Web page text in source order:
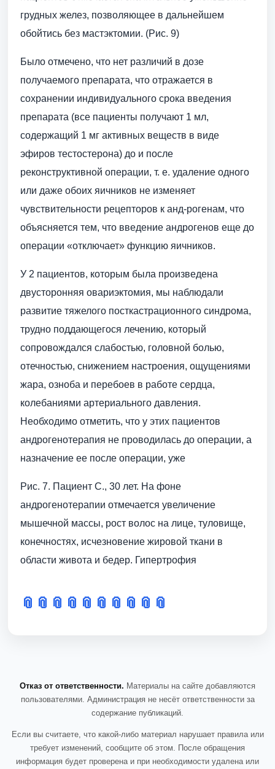
грудных желез, позволяющее в дальнейшем
обойтись без мастэктомии. (Рис. 9)
Было отмечено, что нет различий в дозе
получаемого препарата, что отражается в
сохранении индивидуального срока введения
препарата (все пациенты получают 1 мл,
содержащий 1 мг активных веществ в виде
эфиров тестостерона) до и после
реконструктивной операции, т. е. удаление одного
или даже обоих яичников не изменяет
чувствительности рецепторов к анд-рогенам, что
объясняется тем, что введение андрогенов еще до
операции «отключает» функцию яичников.
У 2 пациентов, которым была произведена
двусторонняя овариэктомия, мы наблюдали
развитие тяжелого посткастрационного синдрома,
трудно поддающегося лечению, который
сопровождался слабостью, головной болью,
отечностью, снижением настроения, ощущениями
жара, озноба и перебоев в работе сердца,
колебаниями артериального давления.
Необходимо отметить, что у этих пациентов
андрогенотерапия не проводилась до операции, а
назначение ее после операции, уже
Рис. 7. Пациент С., 30 лет. На фоне
андрогенотерапии отмечается увеличение
мышечной массы, рост волос на лице, туловище,
конечностях, исчезновение жировой ткани в
области живота и бедер. Гипертрофия
📎 📎 📎 📎 📎 📎 📎 📎 📎 📎
Отказ от ответственности. Материалы на сайте добавляются
пользователями. Администрация не несёт ответственности за
содержание публикаций.
Если вы считаете, что какой-либо материал нарушает правила или
требует изменений, сообщите об этом. После обращения
информация будет проверена и при необходимости удалена или